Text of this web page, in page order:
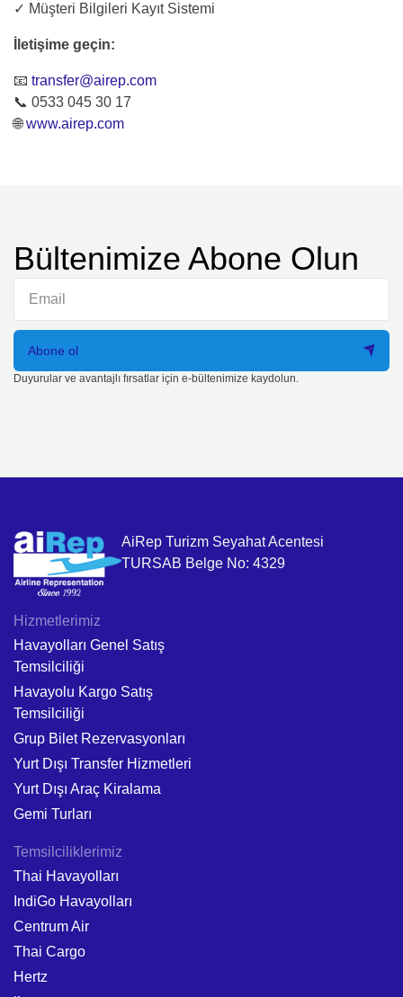
✓ Müşteri Bilgileri Kayıt Sistemi
İletişime geçin:
📧 transfer@airep.com
📞 0533 045 30 17
🌐www.airep.com
Bültenimize Abone Olun
Abone ol
Duyurular ve avantajlı fırsatlar için e-bültenimize kaydolun.
AiRep Turizm Seyahat Acentesi
TURSAB Belge No: 4329
Hizmetlerimiz
Havayolları Genel Satış
Temsilciliği
Havayolu Kargo Satış
Temsilciliği
Grup Bilet Rezervasyonları
Yurt Dışı Transfer Hizmetleri
Yurt Dışı Araç Kiralama
Gemi Turları
Temsilciliklerimiz
Thai Havayolları
IndiGo Havayolları
Centrum Air
Thai Cargo
Hertz